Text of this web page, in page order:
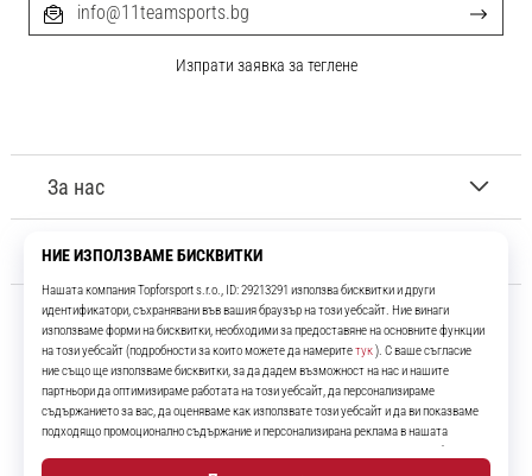
11teamsports.bg
Повече от 16 години ние сме ваши съотборници, представяйки ви
най-добрите и най-новите футболни продукти.
За нас
Обслужване на клиенти
info@11teamsports.bg
Изпрати заявка за теглене